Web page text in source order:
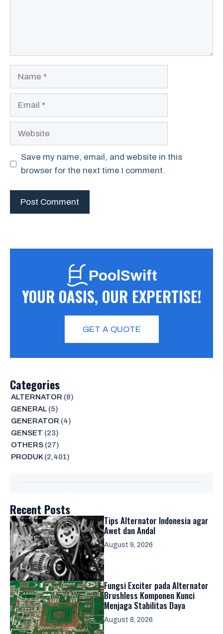
Website
Save my name, email, and website in this
browser for the next time I comment.
PoolSwift
YOUR OASIS, OUR EXPERTISE!
GET A QUOTE
Categories
ALTERNATOR (8)
GENERAL(5)
GENERATOR (4)
GENSET (23)
OTHERS(27)
PRODUK(2,401)
Recent Posts
Tips Alternator Indonesia agar
Awet dan Andal
August 9, 2026
Fungsi Exciter pada Alternator
Brushless Komponen Kunci
Menjaga Stabilitas Daya
August 8, 2026